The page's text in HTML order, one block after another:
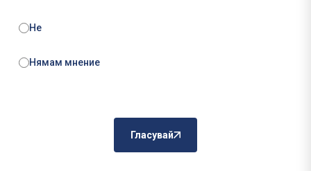
Не
Нямам мнение
Гласувай